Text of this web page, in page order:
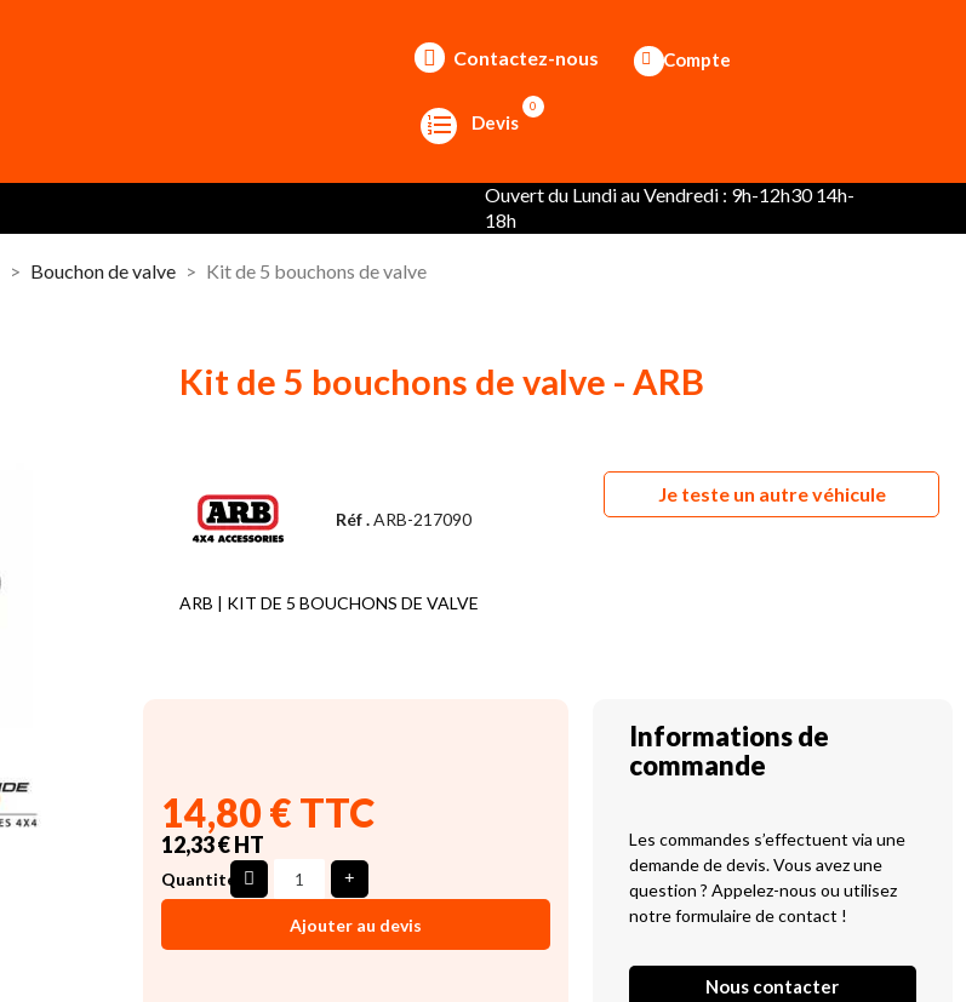
Contactez-nous Compte
Devis
0
Ouvert du Lundi au Vendredi : 9h-12h30 14h-
18h
Bouchon de valve Kit de 5 bouchons de valve
Kit de 5 bouchons de valve - ARB
Réf .ARB-217090
ARB | KIT DE 5 BOUCHONS DE VALVE
Je teste un autre véhicule
14,80 € TTC
12,33 € HT
Quantité
Ajouter au devis
Informations de
commande
Les commandes s’effectuent via une
demande de devis. Vous avez une
question ? Appelez-nous ou utilisez
notre formulaire de contact !
Nous contacter